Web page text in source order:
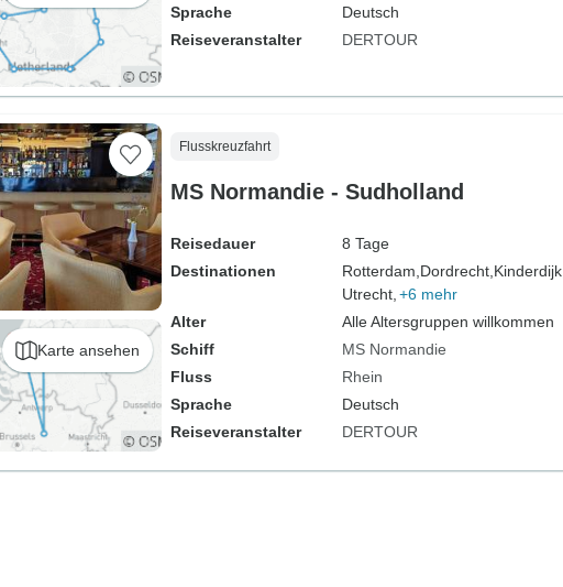
Sprache
Deutsch
Reiseveranstalter
DERTOUR
Karte ansehen
Flusskreuzfahrt
MS Normandie - Sudholland
Reisedauer
8 Tage
Destinationen
Rotterdam, Dordrecht, Kinderdijk,
Utrecht, +6 mehr
Alter
Alle Altersgruppen willkommen
Schiff
MS Normandie
Fluss
Rhein
Sprache
Deutsch
Reiseveranstalter
DERTOUR